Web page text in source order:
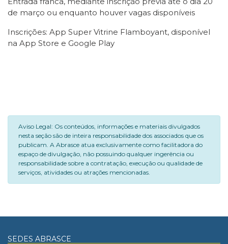
de março ou enquanto houver vagas disponíveis
Inscrições: App Super Vitrine Flamboyant, disponível
na App Store e Google Play
Aviso Legal: Os conteúdos, informações e materiais divulgados
nesta seção são de inteira responsabilidade dos associados que os
publicam. A Abrasce atua exclusivamente como facilitadora do
espaço de divulgação, não possuindo qualquer ingerência ou
responsabilidade sobre a contratação, execução ou qualidade de
serviços, atividades ou atrações mencionadas.
SEDES ABRASCE